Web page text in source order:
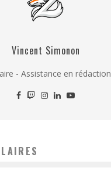
Vincent Simonon
- Assistance en rédaction